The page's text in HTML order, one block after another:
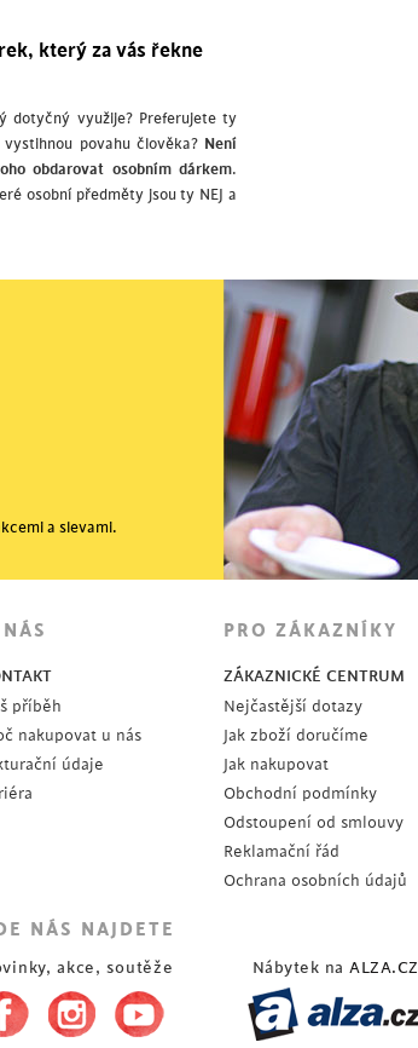
který za vás řekne
dotyčný využije? Preferujete ty
povahu člověka? Není
obdarovat osobním dárkem.
osobní předměty jsou ty NEJ a
a slevami.
příběh
nakupovat u nás
údaje
PRO ZÁKAZNÍKY
ZÁKAZNICKÉ CENTRUM
Nejčastější dotazy
Jak zboží doručíme
Jak nakupovat
Obchodní podmínky
Odstoupení od smlouvy
Reklamační řád
Ochrana osobních údajů
NÁS NAJDETE
akce, soutěže Nábytek na ALZA.CZ